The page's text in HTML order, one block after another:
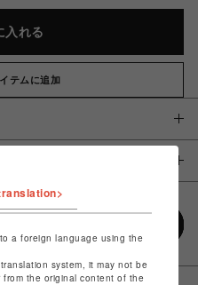
入れる
テムに追加
a foreign language using the
system, it may not be
the original content of the